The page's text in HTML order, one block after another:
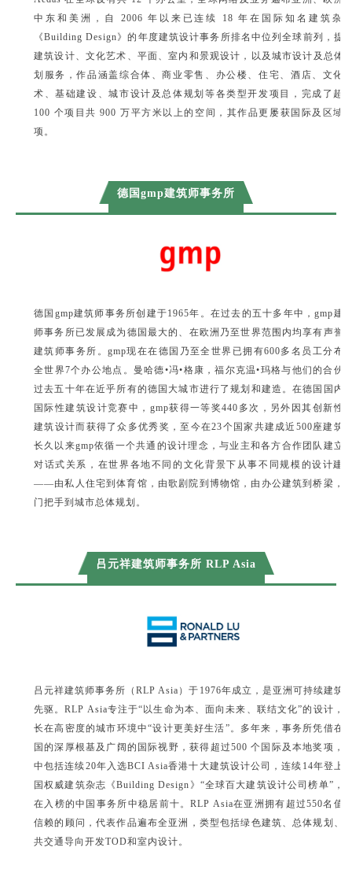
中东和美洲，自 2006 年以来已连续 18 年在国际知名建筑杂
《Building Design》的年度建筑设计事务所排名中位列全球前列，提
建筑设计、文化艺术、平面、室内和景观设计，以及城市设计及总体
划服务，作品涵盖综合体、商业零售、办公楼、住宅、酒 店、文化
术、基础建设、城市设计及总体规划等各类型开发项目，完成了超
100 个项目共 900 万平方米以上的空间，其作品更屡获国际及区域
项。
德国gmp建筑师事务所
德国gmp建筑师事务所创建于1965年。在过去的五十多年中，gmp建
师事务所已发展成为德国最大的、在欧洲乃至世界范围内均享有声誉
建筑师事务所。gmp现在在德国乃至全世界已拥有600多名员工分布
全世界7个办公地点。曼哈德•冯•格康，福尔克温•玛格与他们的合伙
过去五十年在近乎所有的德国大城市进行了规划和建造。在德国国内
国际性建筑设计竞赛中，gmp获得一等奖440多次，另外因其创新性
建筑设计而获得了众多优秀奖，至今在23个国家共建成近500座建筑
长久以来gmp依循一个共通的设计理念，与业主和各方合作团队建立
对话式关系，在世界各地不同的文化背景下从事不同规模的设计建
——由私人住宅到体育馆，由歌剧院到博物馆，由办公建筑到桥梁，
门把手到城市总体规划。
吕元祥建筑师事务所 RLP Asia
吕元祥建筑师事务所（RLP Asia）于1976年成立，是亚洲可持续建筑
先驱。RLP Asia专注于“以生命为本、面向未来、联结文化”的设计，
长在高密度的城市环境中“设计更美好生活”。多年来，事务所凭借在
国的深厚根基及广阔的国际视野，获得超过500 个国际及本地奖项，
中包括连续20年入选BCI Asia香港十大建筑设计公司，连续14年登上
国权威建筑杂志《Building Design》“全球百大建筑设计公司榜单”，
在入榜的中国事务所中稳居前十。RLP Asia在亚洲拥有超过550名值
信赖的顾问，代表作品遍布全亚洲，类型包括绿色建筑、总体规划、
共交通导向开发TOD和室内设计。